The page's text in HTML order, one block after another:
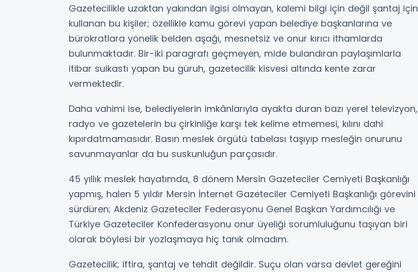
Gazetecilikle uzaktan yakından ilgisi olmayan, kalemi bilgi için değil şantaj için
kullanan bu kişiler; özellikle kamu görevi yapan belediye başkanlarına ve
bürokratlara yönelik belden aşağı, mesnetsiz ve onur kırıcı ithamlarda
bulunmaktadır. Bir-iki paragrafı geçmeyen, mide bulandıran paylaşımlarla
itibar suikastı yapan bu güruh, gazetecilik kisvesi altında kente zarar
vermektedir.
Daha vahimi ise, belediyelerin imkânlarıyla ayakta duran bazı yerel televizyon,
radyo ve gazetelerin bu çirkinliğe karşı tek kelime etmemesi, kılını dahi
kıpırdatmamasıdır. Basın meslek örgütü tabelası taşıyıp mesleğin onurunu
savunmayanlar da bu suskunluğun parçasıdır.
45 yıllık meslek hayatımda, 8 dönem Mersin Gazeteciler Cemiyeti Başkanlığı
yapmış, halen 5 yıldır Mersin İnternet Gazeteciler Cemiyeti Başkanlığı görevini
sürdüren; Akdeniz Gazeteciler Federasyonu Genel Başkan Yardımcılığı ve
Türkiye Gazeteciler Konfederasyonu onur üyeliği sorumluluğunu taşıyan biri
olarak böylesi bir yozlaşmaya hiç tanık olmadım.
Gazetecilik; iftira, şantaj ve tehdit değildir. Suçu olan varsa devlet gereğini